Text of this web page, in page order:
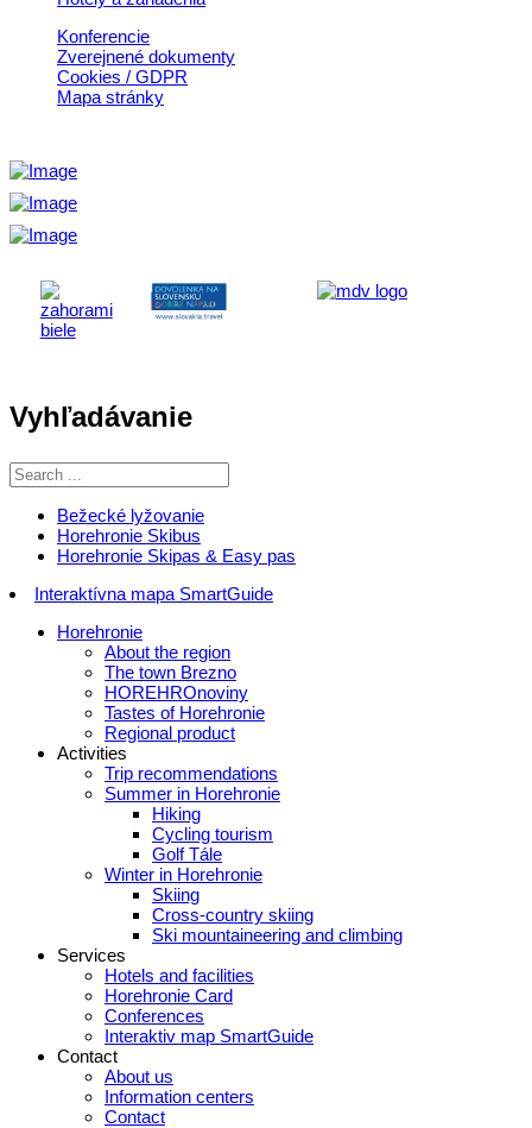
Konferencie
Zverejnené dokumenty
Cookies / GDPR
Mapa stránky
Vyhľadávanie
Bežecké lyžovanie
Horehronie Skibus
Horehronie Skipas & Easy pas
Interaktívna mapa SmartGuide
Horehronie
About the region
The town Brezno
HOREHROnoviny
Tastes of Horehronie
Regional product
Activities
Trip recommendations
Summer in Horehronie
Hiking
Cycling tourism
Golf Tále
Winter in Horehronie
Skiing
Cross-country skiing
Ski mountaineering and climbing
Services
Hotels and facilities
Horehronie Card
Conferences
Interaktiv map SmartGuide
Contact
About us
Information centers
Contact